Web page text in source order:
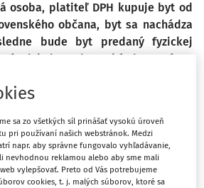
osoba, platiteľ DPH kupuje byt od
občana, byt sa nachádza
bude byt predaný fyzickej
osobe. Aký je správny
ide o kúpu nehnuteľnosti na
úhrada 379AE/221AE, následný
607AE a 507AE/133AE. Je to správne?
z príjmov, v prípade predaja
cenu ako bola obstarávacia
sa zo všetkých síl prinášať vysokú úroveň
pri používaní našich webstránok. Medzi
napr. aby správne fungovalo vyhľadávanie,
nevhodnou reklamou alebo aby sme mali
vylepšovať. Preto od Vás potrebujeme
cookies, t. j. malých súborov, ktoré sa